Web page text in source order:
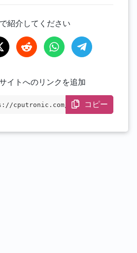
紹介してください
イトへのリンクを追加
cputronic.com/ja/gpu/nv
コピー